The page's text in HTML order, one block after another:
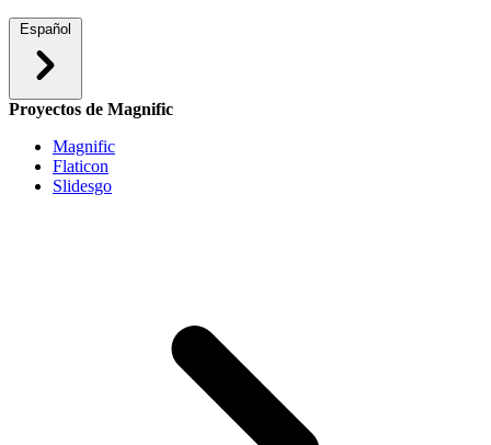
Español
Proyectos de Magnific
Magnific
Flaticon
Slidesgo